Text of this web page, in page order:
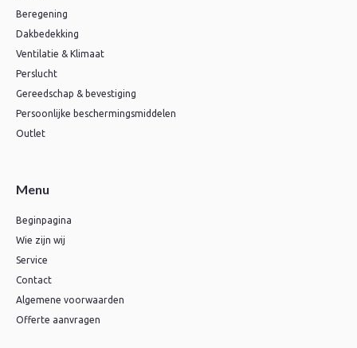
Beregening
Dakbedekking
Ventilatie & Klimaat
Perslucht
Gereedschap & bevestiging
Persoonlijke beschermingsmiddelen
Outlet
Menu
Beginpagina
Wie zijn wij
Service
Contact
Algemene voorwaarden
Offerte aanvragen